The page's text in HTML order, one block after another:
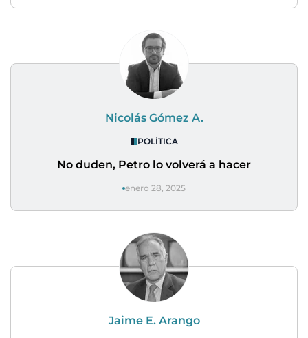
Nicolás Gómez A.
POLÍTICA
No duden, Petro lo volverá a hacer
enero 28, 2025
Jaime E. Arango